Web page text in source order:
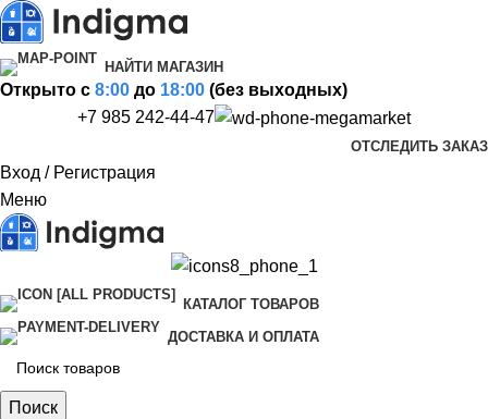
НАЙТИ МАГАЗИН
Открыто c 8:00 до 18:00 (без выходных)
+7 985 242-44-47
ОТСЛЕДИТЬ ЗАКАЗ
Вход / Регистрация
Меню
КАТАЛОГ ТОВАРОВ
ДОСТАВКА И ОПЛАТА
Поиск